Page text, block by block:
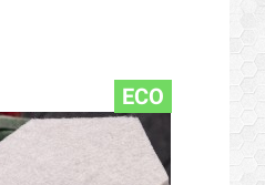
ECO